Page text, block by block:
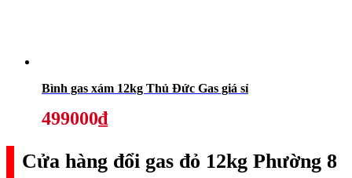
Bình gas xám 12kg Thủ Đức Gas giá sỉ
499000₫
Cửa hàng đổi gas đỏ 12kg Phường 8